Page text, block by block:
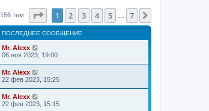
156 тем Страница1 из
1 2 3 4 5 7
ПОСЛЕДНЕЕ СООБЩЕНИЕ
Mr. Alexx
06 ноя 2023, 19:00
Mr. Alexx
22 фев 2023, 15:25
Mr. Alexx
22 фев 2023, 15:15